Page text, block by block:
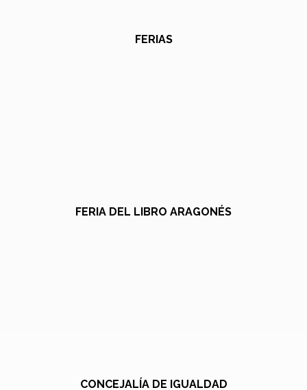
FERIAS
FERIA DEL LIBRO ARAGONÉS
CONCEJALÍA DE IGUALDAD